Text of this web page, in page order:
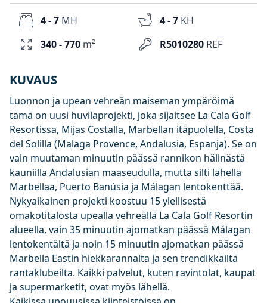
R5010280 REF
4 - 7 MH 4 - 7 KH
340 - 770 m²
KUVAUS
Luonnon ja upean vehreän maiseman ympäröimä
tämä on uusi huvilaprojekti, joka sijaitsee La Cala Golf
Resortissa, Mijas Costalla, Marbellan itäpuolella, Costa
del Solilla (Malaga Provence, Andalusia, Espanja). Se on
vain muutaman minuutin päässä rannikon hälinästä
kauniilla Andalusian maaseudulla, mutta silti lähellä
Marbellaa, Puerto Banúsia ja Málagan lentokenttää.
Nykyaikainen projekti koostuu 15 ylellisestä
omakotitalosta upealla vehreällä La Cala Golf Resortin
alueella, vain 35 minuutin ajomatkan päässä Málagan
lentokentältä ja noin 15 minuutin ajomatkan päässä
Marbella Eastin hiekkarannalta ja sen trendikkäiltä
rantaklubeilta. Kaikki palvelut, kuten ravintolat, kaupat
ja supermarketit, ovat myös lähellä.